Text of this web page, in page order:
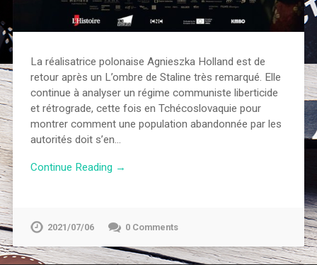
La réalisatrice polonaise Agnieszka Holland est de
retour après un L’ombre de Staline très remarqué. Elle
continue à analyser un régime communiste liberticide
et rétrograde, cette fois en Tchécoslovaquie pour
montrer comment une population abandonnée par les
autorités doit s’en…
Continue Reading →
2021/07/06 0 Comments